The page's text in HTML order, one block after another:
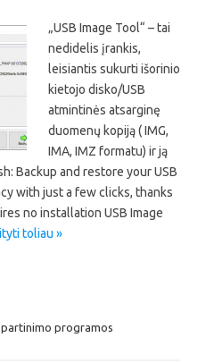
„USB Image Tool“ – tai
nedidelis įrankis,
leisiantis sukurti išorinio
kietojo disko/USB
atmintinės atsarginę
duomenų kopiją ( IMG,
IMA, IMZ formatu) ir ją
Backup and restore your USB
with just a few clicks, thanks
no installation USB Image
toliau »
programos